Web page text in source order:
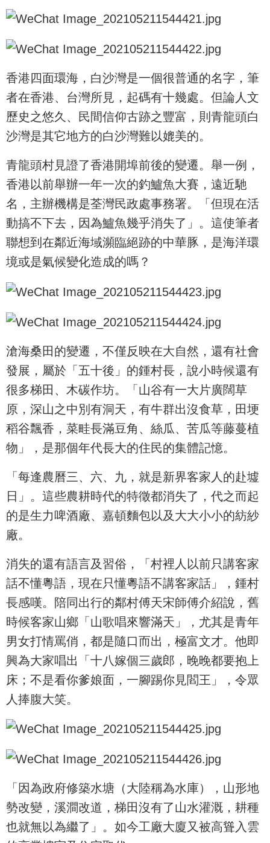
香港四面環海，白沙灣是一個很普通的名字，筆
者在香港、台灣所見，起碼有十幾處。但論人文
歷史之悠久、民間信仰古跡之豐富，則青龍頭白
沙灣是其它地方的白沙灣難以媲美的。
青龍頭村見證了香港開埠前後的變遷。舉一例，
香港以前舉辦一年一次的釣鱸魚大賽，遠近馳
名，主辦機構是荃灣民政處事務署。「但現在活
動搞不下去，因為鱸魚幾乎消失了」。這使筆者
聯想到在鄰近海域瀕臨絕跡的中華豚，是海洋環
境或是氣候變化造成的嗎？
滄海桑田的變遷，不僅反映在大自然，還有社會
發展，屬於「五十後」的鍾村長，說小時候還有
很多梯田、木碳作坊。「山谷有一大片廣闊草
原，深山之中別有洞天，有牛群出沒食草，田埂
稻谷飄香，菜畦長滿豆角、絲瓜、苦瓜等藤蔓植
物」，是那個年代長大的住民的集體記憶。
「每逢農曆三、六、九，就是新界客家人的赴墟
日」。這些農耕時代的特徵都消失了，代之而起
的是生力啤酒廠、嘉頓麵包以及大大小小的紡紗
廠。
消失的還有語言及習俗，「村裡人以前只講客家
話不懂粵語，現在只懂粵語不講客家話」，鍾村
長感嘆。陪同出行的鄰村傅天宋師傅介紹說，舊
時候客家山鄉「山歌唱來響滿天」，尤其是青年
男女打情罵俏，都是隨口而出，極富文才。他即
興為大家唱出「十八嫁個三歲郎，晚晚都要抱上
床；不是看你爹娘面，一腳踢你見閻王」，令眾
人捧腹大笑。
「因為政府修築水塘（大陸稱為水庫），山形地
勢改變，溪澗改道，梯田沒有了山水灌溉，耕種
也就無以為繼了」。如今工廠大廈又被高聳入雲